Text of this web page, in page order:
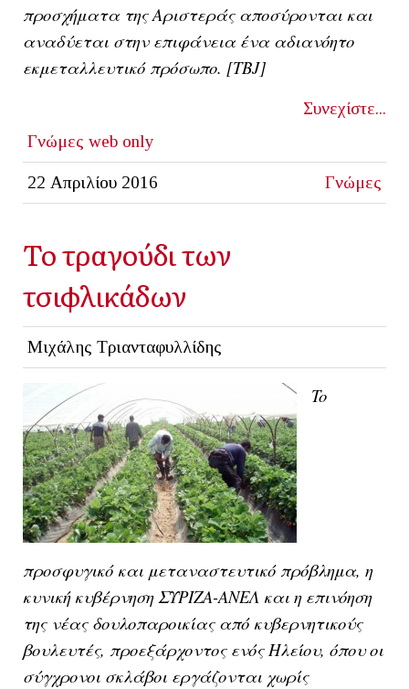
προσχήματα της Αριστεράς αποσύρονται και
αναδύεται στην επιφάνεια ένα αδιανόητο
εκμεταλλευτικό πρόσωπο. [ΤΒJ]
Συνεχίστε...
Γνώμες web only
22 Απριλίου 2016 Γνώμες
Το τραγούδι των
τσιφλικάδων
Μιχάλης Τριανταφυλλίδης
To
προσφυγικό και μεταναστευτικό πρόβλημα, η
κυνική κυβέρνηση ΣΥΡΙΖΑ-ΑΝΕΛ και η επινόηση
της νέας δουλοπαροικίας από κυβερνητικούς
βουλευτές, προεξάρχοντος ενός Ηλείου, όπου οι
σύγχρονοι σκλάβοι εργάζονται χωρίς